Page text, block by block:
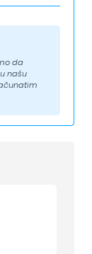
da
našu